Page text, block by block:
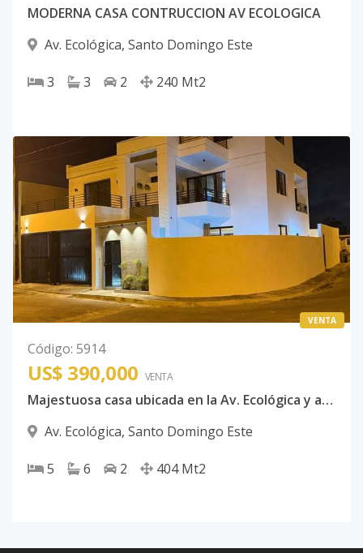
MODERNA CASA CONTRUCCION AV ECOLOGICA
Av. Ecológica, Santo Domingo Este
3 3 2 240 Mt2
VENTA
Código: 5914
US$ 390,000 VENTA
Majestuosa casa ubicada en la Av. Ecológica y acceso por las Americas
Av. Ecológica, Santo Domingo Este
5 6 2 404 Mt2